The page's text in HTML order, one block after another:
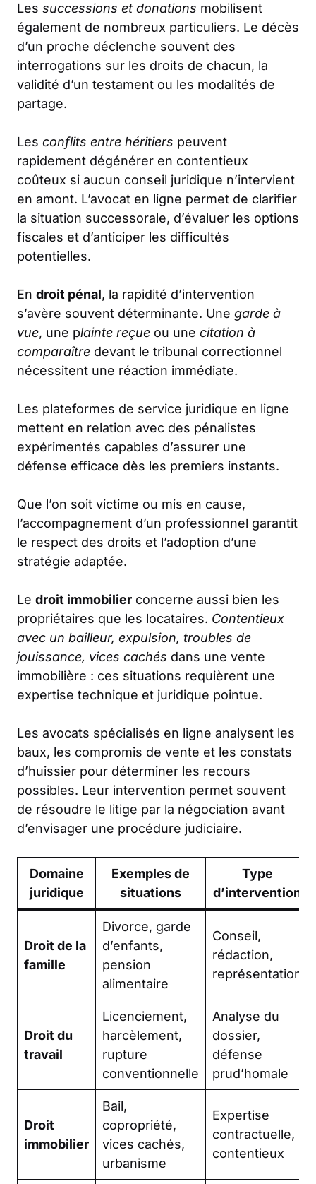
Les successions et donations mobilisent
également de nombreux particuliers. Le décès
d’un proche déclenche souvent des
interrogations sur les droits de chacun, la
validité d’un testament ou les modalités de
partage.
Les conflits entre héritiers peuvent
rapidement dégénérer en contentieux
coûteux si aucun conseil juridique n’intervient
en amont. L’avocat en ligne permet de clarifier
la situation successorale, d’évaluer les options
fiscales et d’anticiper les difficultés
potentielles.
En droit pénal, la rapidité d’intervention
s’avère souvent déterminante. Une garde à
vue, une plainte reçue ou une citation à
comparaître devant le tribunal correctionnel
nécessitent une réaction immédiate.
Les plateformes de service juridique en ligne
mettent en relation avec des pénalistes
expérimentés capables d’assurer une
défense efficace dès les premiers instants.
Que l’on soit victime ou mis en cause,
l’accompagnement d’un professionnel garantit
le respect des droits et l’adoption d’une
stratégie adaptée.
Le droit immobilier concerne aussi bien les
propriétaires que les locataires. Contentieux
avec un bailleur, expulsion, troubles de
jouissance, vices cachés dans une vente
immobilière : ces situations requièrent une
expertise technique et juridique pointue.
Les avocats spécialisés en ligne analysent les
baux, les compromis de vente et les constats
d’huissier pour déterminer les recours
possibles. Leur intervention permet souvent
de résoudre le litige par la négociation avant
d’envisager une procédure judiciaire.
Domaine
juridique
Exemples de
situations
Type
d’intervention
Droit de la
famille
Divorce, garde
d’enfants,
pension
alimentaire
Conseil,
rédaction,
représentation
Droit du
travail
Licenciement,
harcèlement,
rupture
conventionnelle
Analyse du
dossier,
défense
prud’homale
Droit
immobilier
Bail,
copropriété,
vices cachés,
urbanisme
Expertise
contractuelle,
contentieux